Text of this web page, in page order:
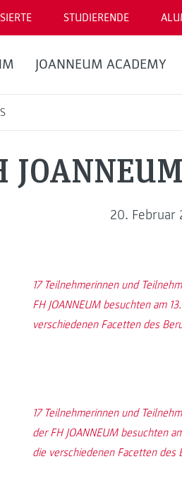
STUDIERENDE
JOANNEUM ACADEMY
20. Februar
17 Teilnehmerinnen und
FH JOANNEUM besuchten am
verschiedenen Facetten des
17 Teilnehmerinnen und
der FH JOANNEUM besuchten
die verschiedenen Facetten des